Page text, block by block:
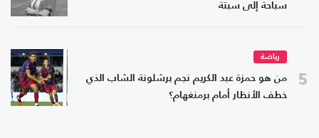
سباحة إلى سبتة
5
رياضة
من هو حمزة عبد الكريم نجم برشلونة الشاب الذي
خطف الأنظار أمام برمنغهام؟